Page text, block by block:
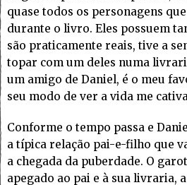
quase todos os personagens
durante o livro. Eles possuem
são praticamente reais, tive a
topar com um deles numa
um amigo de Daniel, é o meu
seu modo de ver a vida me
Conforme o tempo passa e
a típica relação pai-e-filho que
a chegada da puberdade. O
apegado ao pai e à sua livraria,